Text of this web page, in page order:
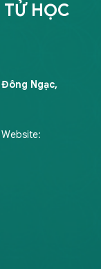
HỌC
Đông Ngạc,
| Website: